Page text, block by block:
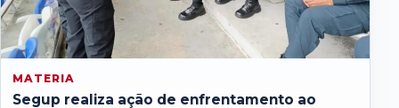
MATERIA
Segup realiza ação de enfrentamento ao